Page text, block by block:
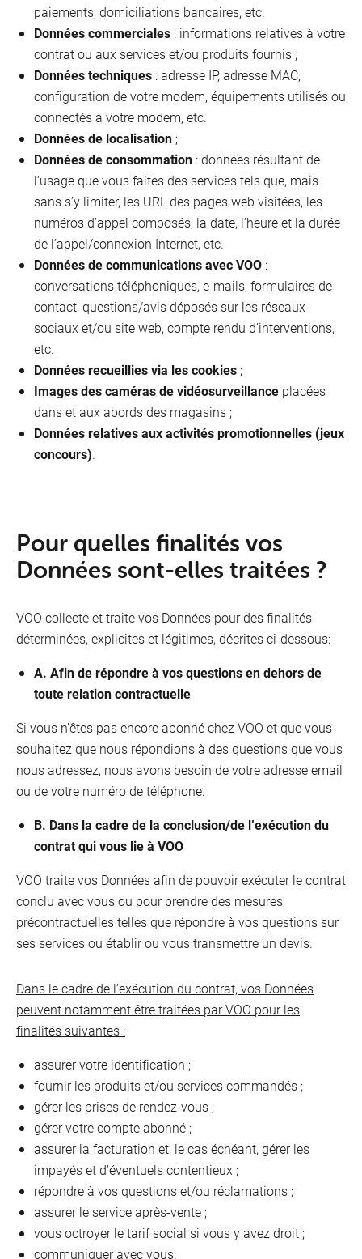
paiements, domiciliations bancaires, etc.
Données commerciales : informations relatives à votre
contrat ou aux services et/ou produits fournis ;
Données techniques : adresse IP, adresse MAC,
configuration de votre modem, équipements utilisés ou
connectés à votre modem, etc.
Données de localisation ;
Données de consommation : données résultant de
l’usage que vous faites des services tels que, mais
sans s’y limiter, les URL des pages web visitées, les
numéros d’appel composés, la date, l’heure et la durée
de l’appel/connexion Internet, etc.
Données de communications avec VOO :
conversations téléphoniques, e-mails, formulaires de
contact, questions/avis déposés sur les réseaux
sociaux et/ou site web, compte rendu d’interventions,
etc.
Données recueillies via les cookies ;
Images des caméras de vidéosurveillance placées
dans et aux abords des magasins ;
Données relatives aux activités promotionnelles (jeux
concours).
Pour quelles finalités vos
Données sont-elles traitées ?
VOO collecte et traite vos Données pour des finalités
déterminées, explicites et légitimes, décrites ci-dessous:
A. Afin de répondre à vos questions en dehors de
toute relation contractuelle
Si vous n’êtes pas encore abonné chez VOO et que vous
souhaitez que nous répondions à des questions que vous
nous adressez, nous avons besoin de votre adresse email
ou de votre numéro de téléphone.
B. Dans la cadre de la conclusion/de l’exécution du
contrat qui vous lie à VOO
VOO traite vos Données afin de pouvoir exécuter le contrat
conclu avec vous ou pour prendre des mesures
précontractuelles telles que répondre à vos questions sur
ses services ou établir ou vous transmettre un devis.
Dans le cadre de l’exécution du contrat, vos Données
peuvent notamment être traitées par VOO pour les
finalités suivantes :
assurer votre identification ;
fournir les produits et/ou services commandés ;
gérer les prises de rendez-vous ;
gérer votre compte abonné ;
assurer la facturation et, le cas échéant, gérer les
impayés et d’éventuels contentieux ;
répondre à vos questions et/ou réclamations ;
assurer le service après-vente ;
vous octroyer le tarif social si vous y avez droit ;
communiquer avec vous.